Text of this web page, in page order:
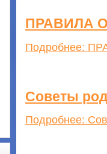
ПРАВИЛА
Подробнее:
Советы
Подробнее: